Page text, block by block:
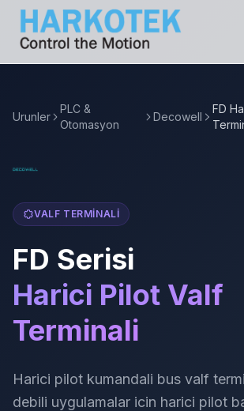
Urunler
PLC &
Otomasyon
Decowell
FD
VALF TERMINALI
FD Serisi
Harici Pilot Valf
Terminali
Harici pilot kumandali bus valf
debili uygulamalar icin harici pilot